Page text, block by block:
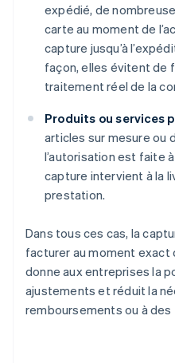
expédié, de
carte au moment de
capture jusqu’à
façon, elles évitent de
traitement réel de la
Produits ou services
articles sur mesure ou
l’autorisation est faite
capture intervient à la
prestation.
Dans tous ces cas, la
facturer au moment exact
donne aux entreprises la
ajustements et réduit la
remboursements ou à des